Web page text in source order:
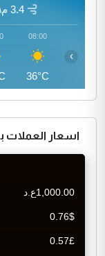
3.4 م\ث
08:00
36°C
›
اسعار العملات